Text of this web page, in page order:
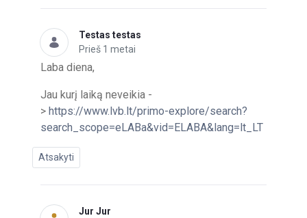
Testas testas
Prieš 1 metai
Laba diena,
Jau kurį laiką neveikia -
> https://www.lvb.lt/primo-explore/search?
search_scope=eLABa&vid=ELABA&lang=lt_LT
Atsakyti
Jur Jur